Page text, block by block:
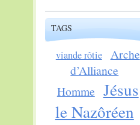
TAGS
viande rôtie
Arche
d’Alliance
Homme Jésus
le Nazôréen